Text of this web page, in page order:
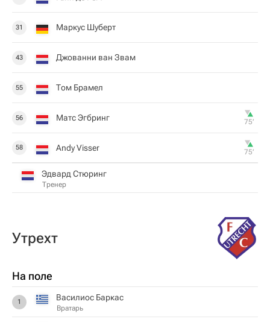
31 Маркус Шуберт
43 Джованни ван Звам
55 Том Брамел
56 Матс Эгбринг 75‎’‎
58 Andy Visser 75‎’‎
Эдвард Стюринг
Тренер
Утрехт
На поле
1 Василиос Баркас
Вратарь